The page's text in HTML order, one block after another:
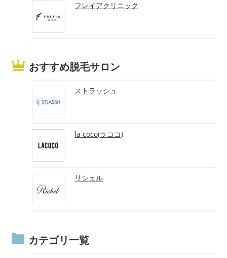
フレイアクリニック
おすすめ脱毛サロン
ストラッシュ
la coco(ラココ)
リシェル
カテゴリ一覧